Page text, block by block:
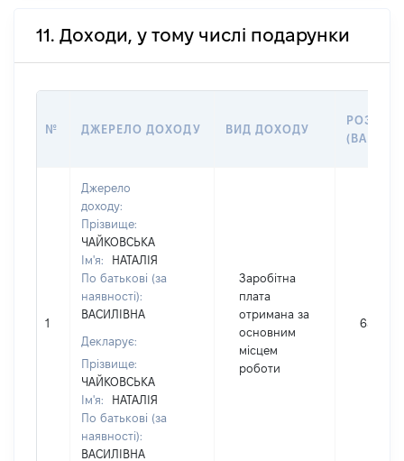
11. Доходи, у тому числі подарунки
№ ДЖЕРЕЛО ДОХОДУ ВИД ДОХОДУ
РОЗМІР
1
Джерело
доходу:
Прізвище:
ЧАЙКОВСЬКА
Ім'я:
НАТАЛІЯ
По батькові (за
наявності):
ВАСИЛІВНА
Декларує:
Прізвище:
ЧАЙКОВСЬКА
Ім'я:
НАТАЛІЯ
По батькові (за
наявності):
ВАСИЛІВНА
Заробітна
плата
отримана за
основним
місцем
роботи
65468